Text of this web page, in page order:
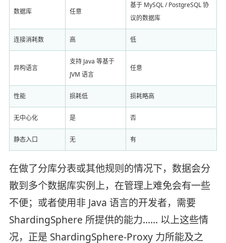
数据库 任意
基于 MySQL / PostgreSQL 协
议的数据库
连接消耗数 高 低
异构语言
支持 Java 等基于
JVM 语言
任意
性能 损耗低 损耗略高
无中心化 是 否
静态入口 无 有
在做了分库分表或其他规则的情况下，数据会分
散到多个数据库实例上，在管理上难免会有一些
不便；或者使用非 Java 语言的开发者，需要
ShardingSphere 所提供的能力…… 以上这些情
况，正是 ShardingSphere-Proxy 力所能及之